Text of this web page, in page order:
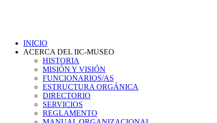
INICIO
ACERCA DEL IIC-MUSEO
HISTORIA
MISIÓN Y VISIÓN
FUNCIONARIOS/AS
ESTRUCTURA ORGÁNICA
DIRECTORIO
SERVICIOS
REGLAMENTO